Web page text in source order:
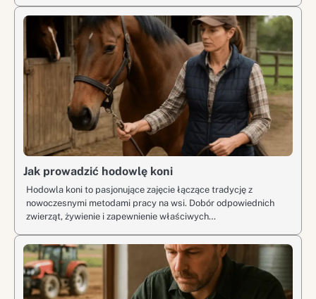
Jak prowadzić hodowlę koni
Hodowla koni to pasjonujące zajęcie łączące tradycję z
nowoczesnymi metodami pracy na wsi. Dobór odpowiednich
zwierząt, żywienie i zapewnienie właściwych…